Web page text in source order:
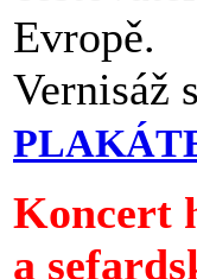
Evropě.
Vernisáž
Koncert
a